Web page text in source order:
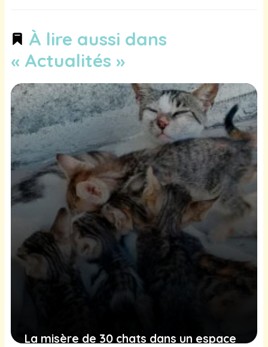
À lire aussi dans
« Actualités »
La misère de 30 chats dans un espace